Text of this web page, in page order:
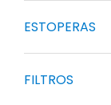
ESTOPERAS
FILTROS